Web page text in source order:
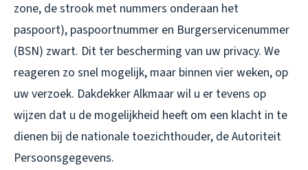
zone, de strook met nummers onderaan het
paspoort), paspoortnummer en Burgerservicenummer
(BSN) zwart. Dit ter bescherming van uw privacy. We
reageren zo snel mogelijk, maar binnen vier weken, op
uw verzoek. Dakdekker Alkmaar wil u er tevens op
wijzen dat u de mogelijkheid heeft om een klacht in te
dienen bij de nationale toezichthouder, de Autoriteit
Persoonsgegevens.